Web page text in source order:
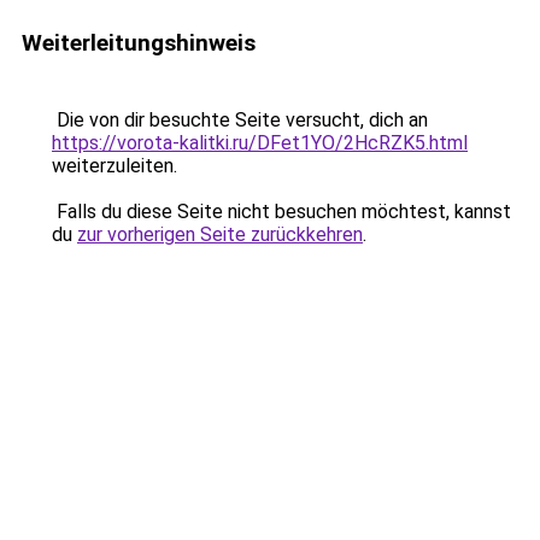
Weiterleitungshinweis
Die von dir besuchte Seite versucht, dich an
https://vorota-kalitki.ru/DFet1YO/2HcRZK5.html
weiterzuleiten.
Falls du diese Seite nicht besuchen möchtest, kannst
du zur vorherigen Seite zurückkehren.